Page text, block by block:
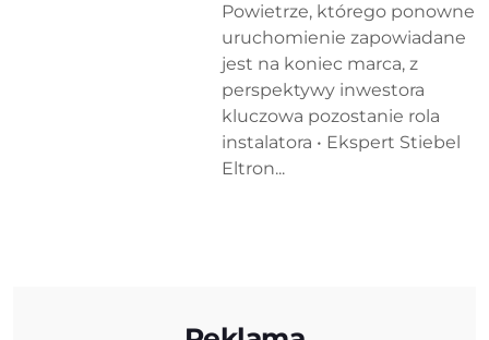
Powietrze, którego ponowne
uruchomienie zapowiadane
jest na koniec marca, z
perspektywy inwestora
kluczowa pozostanie rola
instalatora • Ekspert Stiebel
Eltron...